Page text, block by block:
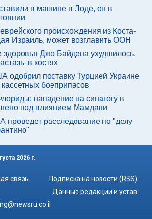
в машине в Лоде, он в
происхождения из Коста-
Израиль, может возглавить ООН
здоровья Джо Байдена ухудшилось,
в костях
одобрил поставку Турцией Украине
кассетных боеприпасов
нападение на синагогу в
под влиянием Мамдани
расследование по "делу
2026 г.
связь
Подписка на новости (RSS)
Данные редакции и устав